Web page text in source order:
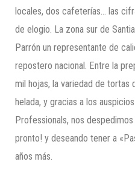
locales, dos cafeterías… las
de elogio. La zona sur de
Parrón un representante de
repostero nacional. Entre la
mil hojas, la variedad de
helada, y gracias a los
Professionals, nos
pronto! y deseando tener a
años más.